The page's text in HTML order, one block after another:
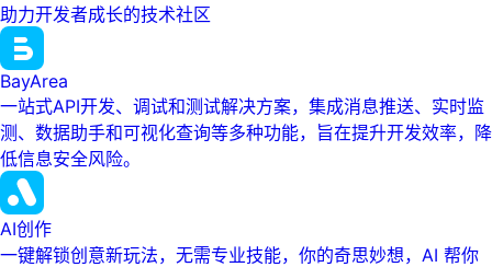
助力开发者成长的技术社区
BayArea
一站式API开发、调试和测试解决方案，集成消息推送、实时监
测、数据助手和可视化查询等多种功能，旨在提升开发效率，降
低信息安全风险。
AI创作
一键解锁创意新玩法，无需专业技能，你的奇思妙想，AI 帮你